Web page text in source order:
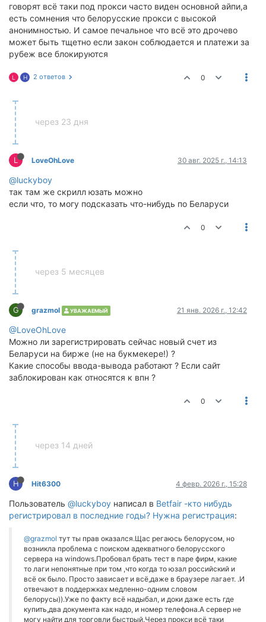
говорят всё таки под прокси часто виден основной айпи,а
есть сомнения что белорусские прокси с высокой
анонимностью. И самое печальное что всё это дрочево
может быть тщетно если закон соблюдается и платежи за
рубеж все блокируются
L H 2 ответов 0
через 23 дня
L LoveOhLove 30 авг. 2025 г., 14:13
@luckyboy
так там же скрилл юзать можно
если что, то могу подсказать что-нибудь по Беларуси
0
через 5 месяцев
G grazmol УВАЖАЕМЫЙ 21 янв. 2026 г., 12:42
@LoveOhLove
Можно ли зарегистрировать сейчас новый счет из
Беларуси на бирже (не на букмекере!) ?
Какие способы ввода-вывода работают ? Если сайт
заблокирован как относятся к впн ?
0
через 14 дней
H Hit6300 4 февр. 2026 г., 15:28
Пользователь @luckyboy написал в Betfair -кто нибудь
регистрировал в последние годы? Нужна регистрация:
@grazmol тут ты прав оказался.Щас регаюсь белорусом, но
возникла проблема с поиском адекватного белорусского
сервера на windows.Пробовал брать тест в паре фирм, какие
то лаги непонятные при том ,что когда то юзал российский и
всё ок было. Просто зависает и всё,даже в браузере лагает. .И
отвечают в поддержках медленно-одним словом
белорусы)).Уже по факту всё надыбал, и доки даже есть где
купить,два документа как надо, и номер телефона.А сервер не
могу найти для торговли быстрый.Через прокси всё таки